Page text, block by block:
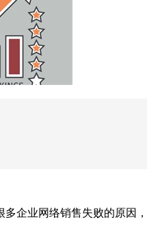
业网络销售失败的原因